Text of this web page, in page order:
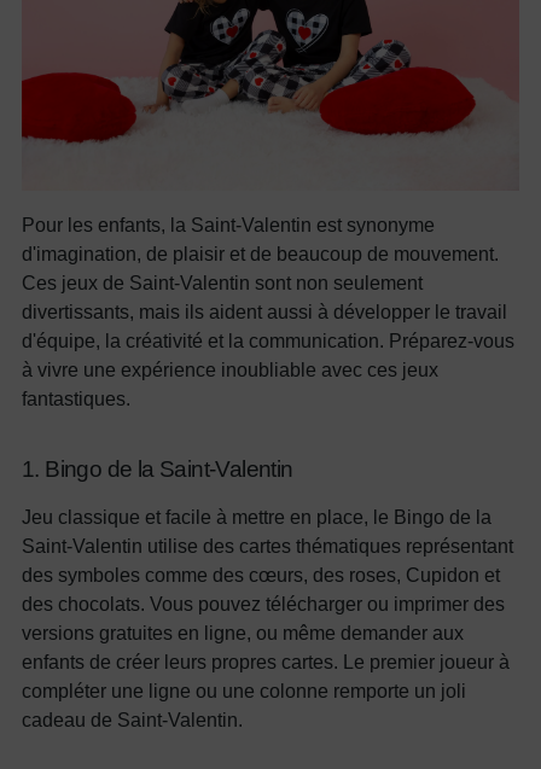
Pour les enfants, la Saint-Valentin est synonyme
d'imagination, de plaisir et de beaucoup de mouvement.
Ces jeux de Saint-Valentin sont non seulement
divertissants, mais ils aident aussi à développer le travail
d'équipe, la créativité et la communication. Préparez-vous
à vivre une expérience inoubliable avec ces jeux
fantastiques.
1. Bingo de la Saint-Valentin
Jeu classique et facile à mettre en place, le Bingo de la
Saint-Valentin utilise des cartes thématiques représentant
des symboles comme des cœurs, des roses, Cupidon et
des chocolats. Vous pouvez télécharger ou imprimer des
versions gratuites en ligne, ou même demander aux
enfants de créer leurs propres cartes. Le premier joueur à
compléter une ligne ou une colonne remporte un joli
cadeau de Saint-Valentin.